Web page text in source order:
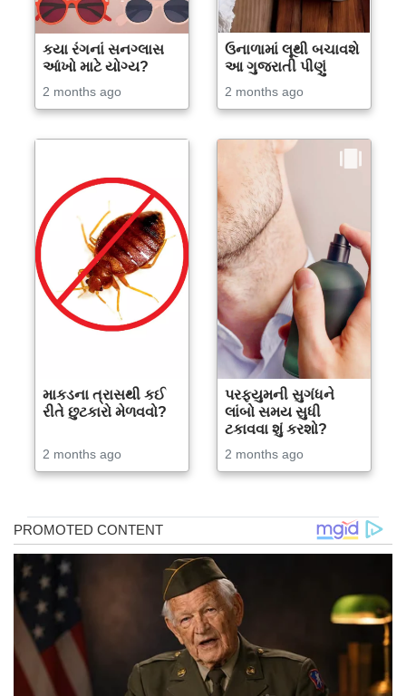
કયા રંગનાં સનગ્લાસ
આંખો માટે યોગ્ય?
2 months ago
ઉનાળામાં લૂથી બચાવશે
આ ગુજરાતી પીણું
2 months ago
માકડના ત્રાસથી કઈ
રીતે છુટકારો મેળવવો?
2 months ago
પરફ્યુમની સુગંધને
લાંબો સમય સુધી
ટકાવવા શું કરશો?
2 months ago